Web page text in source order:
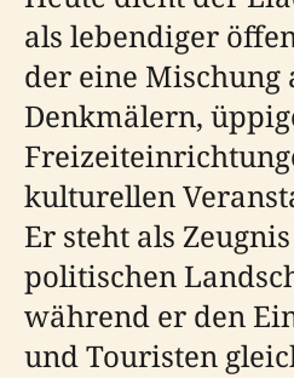
als lebendiger
der eine Mischung
Denkmälern,
kulturellen
Er steht als
politischen
während er den
und Touristen